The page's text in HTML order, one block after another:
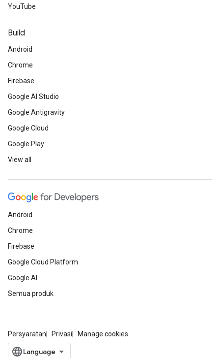
YouTube
Build
Android
Chrome
Firebase
Google AI Studio
Google Antigravity
Google Cloud
Google Play
View all
Android
Chrome
Firebase
Google Cloud Platform
Google AI
Semua produk
Persyaratan Privasi Manage cookies